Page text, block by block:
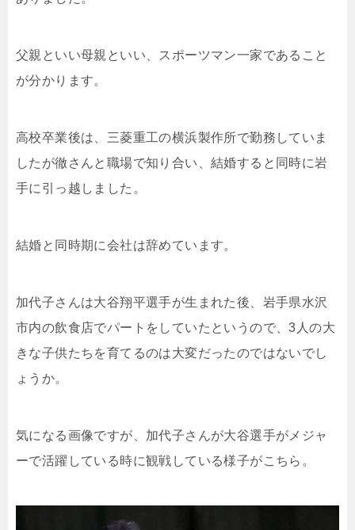
父親といい母親といい、スポーツマン一家であること
が分かります。
高校卒業後は、三菱重工の横浜製作所で勤務していま
したが徹さんと職場で知り合い、結婚すると同時に岩
手に引っ越しました。
結婚と同時期に会社は辞めています。
加代子さんは大谷翔平選手が生まれた後、岩手県水沢
市内の飲食店でパートをしていたというので、3人の大
きな子供たちを育てるのは大変だったのではないでし
ょうか。
気になる画像ですが、加代子さんが大谷選手がメジャ
ーで活躍している時に観戦している様子がこちら。